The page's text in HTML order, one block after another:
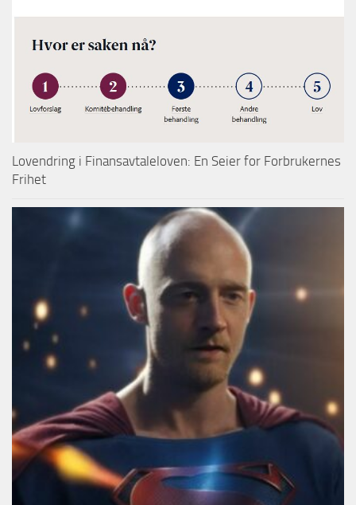
Lovendring i Finansavtaleloven: En Seier for Forbrukernes
Frihet